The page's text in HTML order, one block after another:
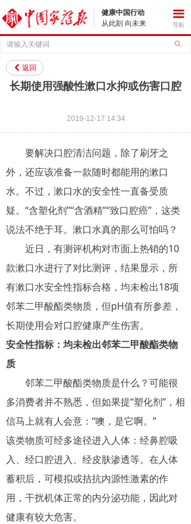
ꄙ
健康中国行动
从此刻 向未来
끀
导航
长期使用强酸性漱口水抑或伤害口腔
낒 返回
2019-12-17 14:34
要解决口腔清洁问题，除了刷牙之
外，还应该准备一款随时都能用的漱口
水。不过，漱口水的安全性一直备受质
疑。“含塑化剂”“含酒精”“致口腔癌”，这类
说法不绝于耳。漱口水真的那么可怕吗？
近日，有测评机构对市面上热销的10
款漱口水进行了对比测评，结果显示，所
有漱口水安全性指标合格，均未检出18项
邻苯二甲酸酯类物质，但pH值有所参差，
长期使用会对口腔健康产生伤害。
安全性指标：均未检出邻苯二甲酸酯类物
质
邻苯二甲酸酯类物质是什么？可能很
多消费者并不熟悉，但如果提“塑化剂”，相
信马上就有人会意：“噢，是它啊。”
该类物质可经多途径进入人体：经鼻腔吸
入、经口腔进入、经皮肤渗透等。在人体
蓄积后，可模拟或拮抗内源性激素的作
用，干扰机体正常的内分泌功能，因此对
健康有较大危害。